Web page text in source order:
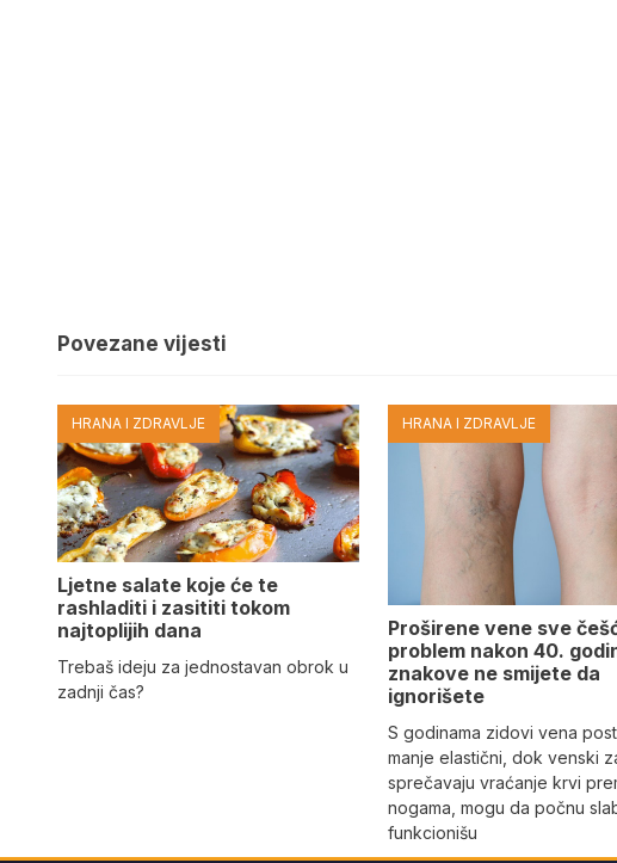
Povezane vijesti
HRANA I ZDRAVLJE
Ljetne salate koje će te
rashladiti i zasititi tokom
najtoplijih dana
Trebaš ideju za jednostavan obrok u
zadnji čas?
HRANA I ZDRAVLJE
Proširene vene sve
problem nakon 40.
znakove ne smijete da
ignorišete
S godinama zidovi vena
manje elastični, dok venski
sprečavaju vraćanje krvi
nogama, mogu da počnu
funkcionišu